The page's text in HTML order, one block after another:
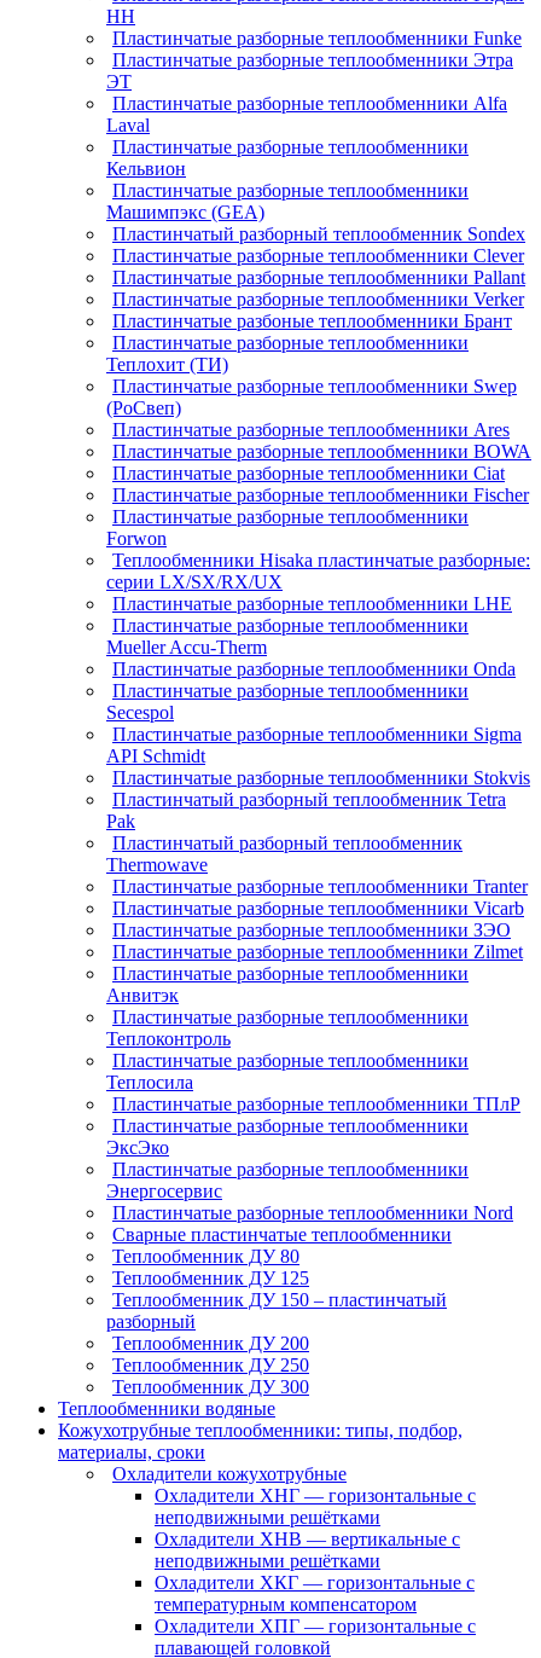
НН
Пластинчатые разборные теплообменники Funke
Пластинчатые разборные теплообменники Этра
ЭТ
Пластинчатые разборные теплообменники Alfa
Laval
Пластинчатые разборные теплообменники
Кельвион
Пластинчатые разборные теплообменники
Машимпэкс (GEA)
Пластинчатый разборный теплообменник Sondex
Пластинчатые разборные теплообменники Clever
Пластинчатые разборные теплообменники Pallant
Пластинчатые разборные теплообменники Verker
Пластинчатые разбоные теплообменники Брант
Пластинчатые разборные теплообменники
Теплохит (ТИ)
Пластинчатые разборные теплообменники Swep
(РоСвеп)
Пластинчатые разборные теплообменники Ares
Пластинчатые разборные теплообменники BOWA
Пластинчатые разборные теплообменники Ciat
Пластинчатые разборные теплообменники Fischer
Пластинчатые разборные теплообменники
Forwon
Теплообменники Hisaka пластинчатые разборные:
серии LX/SX/RX/UX
Пластинчатые разборные теплообменники LHE
Пластинчатые разборные теплообменники
Mueller Accu-Therm
Пластинчатые разборные теплообменники Onda
Пластинчатые разборные теплообменники
Secespol
Пластинчатые разборные теплообменники Sigma
API Schmidt
Пластинчатые разборные теплообменники Stokvis
Пластинчатый разборный теплообменник Tetra
Pak
Пластинчатый разборный теплообменник
Thermowave
Пластинчатые разборные теплообменники Tranter
Пластинчатые разборные теплообменники Vicarb
Пластинчатые разборные теплообменники ЗЭО
Пластинчатые разборные теплообменники Zilmet
Пластинчатые разборные теплообменники
Анвитэк
Пластинчатые разборные теплообменники
Теплоконтроль
Пластинчатые разборные теплообменники
Теплосила
Пластинчатые разборные теплообменники ТПлР
Пластинчатые разборные теплообменники
ЭксЭко
Пластинчатые разборные теплообменники
Энергосервис
Пластинчатые разборные теплообменники Nord
Сварные пластинчатые теплообменники
Теплообменник ДУ 80
Теплообменник ДУ 125
Теплообменник ДУ 150 – пластинчатый
разборный
Теплообменник ДУ 200
Теплообменник ДУ 250
Теплообменник ДУ 300
Теплообменники водяные
Кожухотрубные теплообменники: типы, подбор,
материалы, сроки
Охладители кожухотрубные
Охладители ХНГ — горизонтальные с
неподвижными решётками
Охладители ХНВ — вертикальные с
неподвижными решётками
Охладители ХКГ — горизонтальные с
температурным компенсатором
Охладители ХПГ — горизонтальные с
плавающей головкой